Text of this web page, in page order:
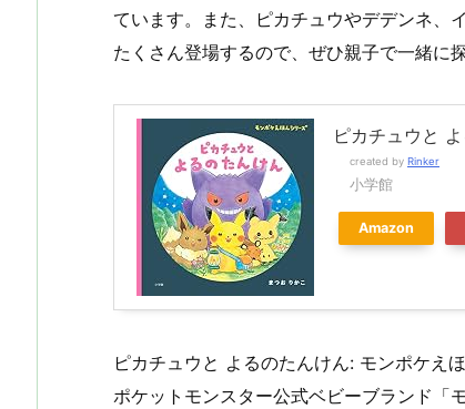
ています。また、ピカチュウやデデンネ、
たくさん登場するので、ぜひ親子で一緒に
ピカチュウと
created by Rinker
小学館
Amazon
ピカチュウと よるのたんけん: モンポケえ
ポケットモンスター公式ベビーブランド「